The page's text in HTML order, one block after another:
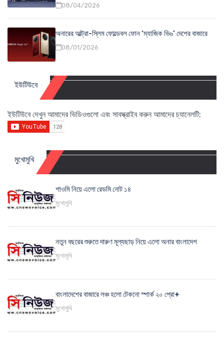
08/04/2026
অনারের আল্ট্রা-স্লিম ফোল্ডেবল ফোন ‘ম্যাজিক ভি৬’ দেশের বাজারে
08/01/2026
ইউটিউবে
ইউটিউবে দেখুন আমাদের ভিডিওগুলো এবং সাবস্ক্রাইব করুন আমাদের চ্যানেলটি:
মুখোমুখি
শাওমি নিয়ে এলো রেডমি নোট ১৪
মুখোমুখি
নতুন বছরের শুরুতে দারুণ মূল্যছাড় নিয়ে এলো অনার বাংলাদেশ
মুখোমুখি
বাংলাদেশের বাজারে লঞ্চ হলো টেকনো স্পার্ক ২০ প্রো+
মুখোমুখি